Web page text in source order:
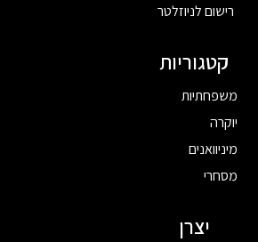
רישום לניוזלטר
קטגוריות
משפחתיות
יוקרה
מיניוואנים
מסחרי
יצרן